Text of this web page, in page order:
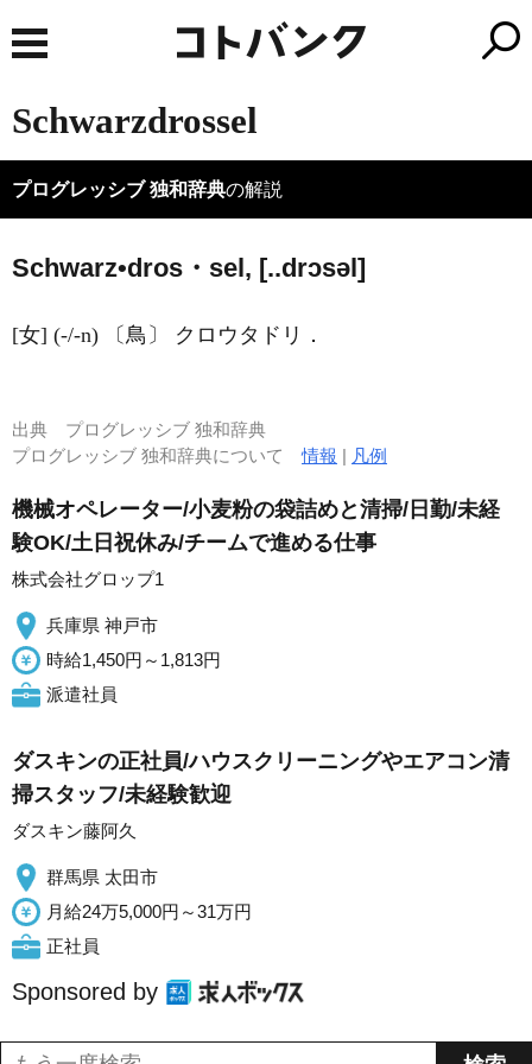
Schwarzdrossel
プログレッシブ 独和辞典の解説
Schwarz•dros・sel, [..drɔsəl]
[女] (-/-n) 〔鳥〕 クロウタドリ．
出典 プログレッシブ 独和辞典
プログレッシブ 独和辞典について情報 | 凡例
機械オペレーター/小麦粉の袋詰めと清掃/日勤/未経
験OK/土日祝休み/チームで進める仕事
株式会社グロップ1
兵庫県 神戸市
時給1,450円～1,813円
派遣社員
ダスキンの正社員/ハウスクリーニングやエアコン清
掃スタッフ/未経験歓迎
ダスキン藤阿久
群馬県 太田市
月給24万5,000円～31万円
正社員
Sponsored by